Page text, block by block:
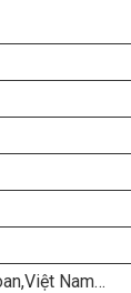
Nam…